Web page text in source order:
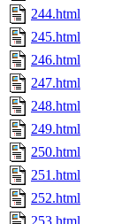
244.html
245.html
246.html
247.html
248.html
249.html
250.html
251.html
252.html